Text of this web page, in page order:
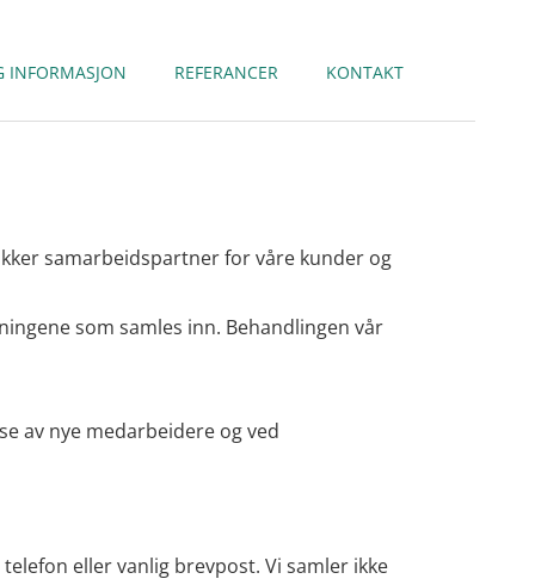
INFORMASJON REFERANCER KONTAKT
samarbeidspartner for våre kunder og
som samles inn. Behandlingen vår
av nye medarbeidere og ved
eller vanlig brevpost. Vi samler ikke